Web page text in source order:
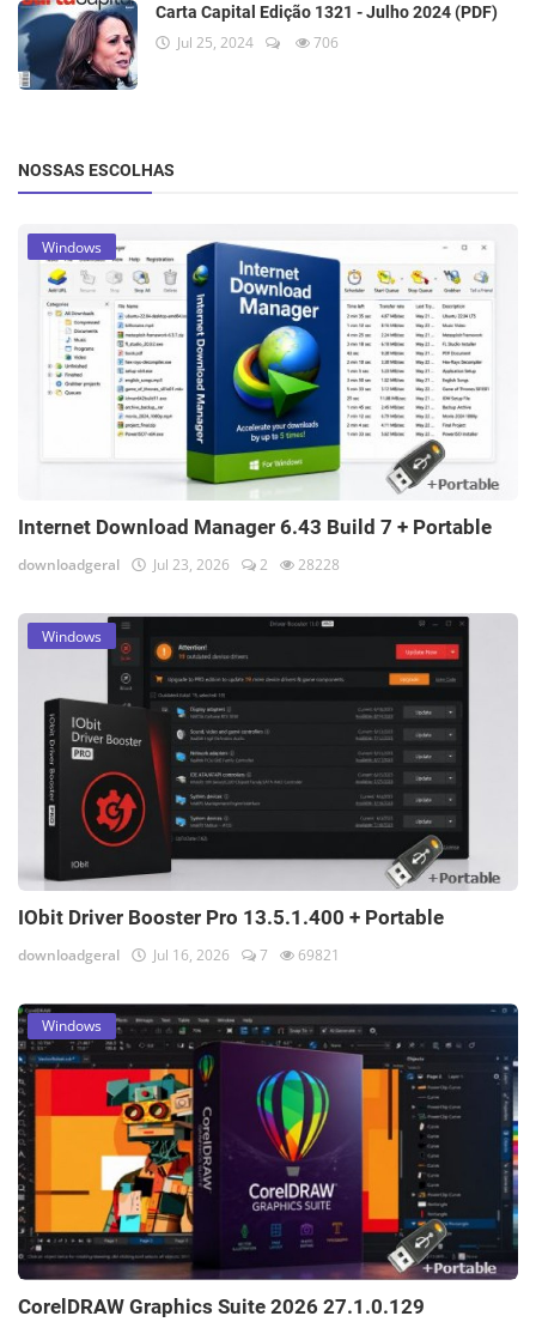
Carta Capital Edição 1321 - Julho 2024 (PDF)
Jul 25, 2024 706
NOSSAS ESCOLHAS
Windows
Internet Download Manager 6.43 Build 7 + Portable
downloadgeral Jul 23, 2026 2 28228
Windows
IObit Driver Booster Pro 13.5.1.400 + Portable
downloadgeral Jul 16, 2026 7 69821
Windows
CorelDRAW Graphics Suite 2026 27.1.0.129